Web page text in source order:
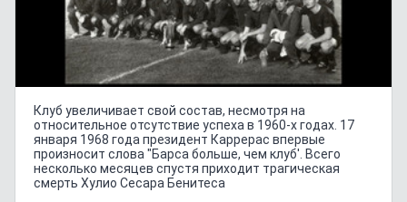
Клуб увеличивает свой состав, несмотря на
относительное отсутствие успеха в 1960-х годах. 17
января 1968 года президент Каррерас впервые
произносит слова "Барса больше, чем клуб'. Всего
несколько месяцев спустя приходит трагическая
смерть Хулио Сесара Бенитеса